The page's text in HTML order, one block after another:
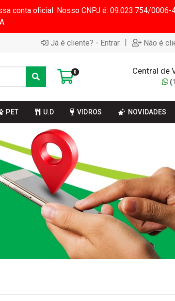
conta oficial. Nosso CNPJ é: 09.023.754/0006-
Já é cliente? - Entrar | Não é
0 Central de
PET U.D VIDROS NOVIDADES